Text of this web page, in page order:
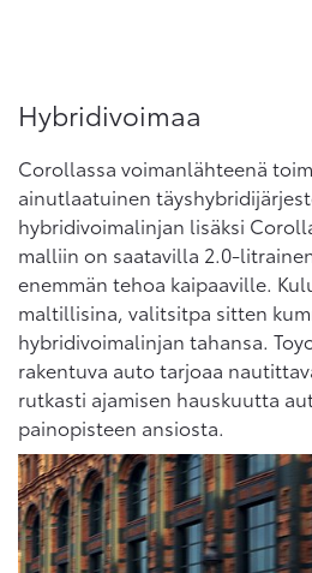
Hybridivoimaa
Corollassa voimanlähteenä
ainutlaatuinen
hybridivoimalinjan lisäksi
malliin on saatavilla 2.0-
enemmän tehoa kaipaaville.
maltillisina, valitsitpa sitten
hybridivoimalinjan tahansa.
rakentuva auto tarjoaa
rutkasti ajamisen hauskuutta
painopisteen ansiosta.